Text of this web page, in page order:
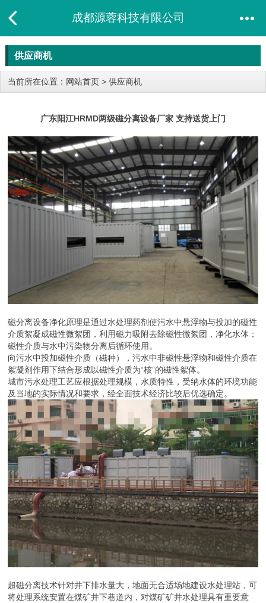
成都源蓉科技有限公司
供应商机
当前所在位置： 网站首页 > 供应商机
广东阳江HRMD两级磁分离设备厂家 支持送货上门
磁分离设备净化原理是通过水处理药剂使污水中悬浮物与投加的磁性
介质絮凝成磁性微絮团，利用磁力吸附去除磁性微絮团，净化水体；
磁性介质与水中污染物分离后循环使用。
向污水中投加磁性介质（磁种），污水中非磁性悬浮物和磁性介质在
絮凝剂作用下结合形成以磁性介质为“核”的磁性絮体。
城市污水处理工艺应根据处理规模，水质特性，受纳水体的环境功能
及当地的实际情况和要求，经全面技术经济比较后优选确定。
超磁分离技术针对井下排水量大，地面无合适场地建设水处理站，可
将处理系统安置在煤矿井下巷道内，对煤矿矿井水处理具有重要意